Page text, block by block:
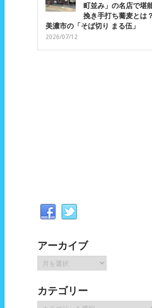
町並み」の名店で堪
挽き手打ち蕎麦とは
美濃市の「そば切り まる伍」
2026/07/12
アーカイブ
ー
イ
ブ
カテゴリー